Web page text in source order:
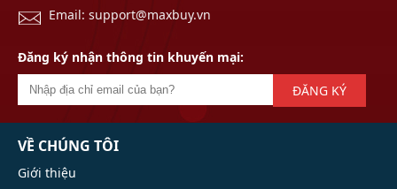
Email: support@maxbuy.vn
Đăng ký nhận thông tin khuyến mại:
ĐĂNG KÝ
VỀ CHÚNG TÔI
Giới thiệu